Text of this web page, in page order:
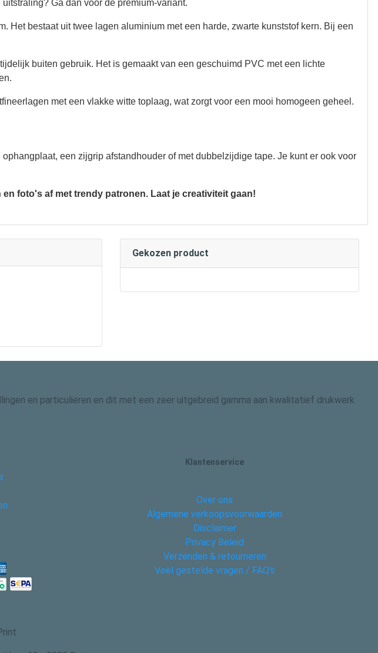
Ga dan voor de premium-variant.
bestaat uit twee lagen aluminium met een harde, zwarte kunststof kern. Bij een
buiten gebruik. Het is gemaakt van een geschuimd PVC met een lichte
met een vlakke witte toplaag, wat zorgt voor een mooi homogeen geheel.
een zijgrip afstandhouder of met dubbelzijdige tape. Je kunt er ook voor
foto's af met trendy patronen. Laat je creativiteit gaan!
Gekozen product
en particulieren en dit met een zeer uitgebreid gamma aan kwalitatief drukwerk
Klantenservice
Over ons
Algemene verkoopsvoorwaarden
Disclaimer
Privacy Beleid
Verzenden & retourneren
Veel gestelde vragen / FAQ's